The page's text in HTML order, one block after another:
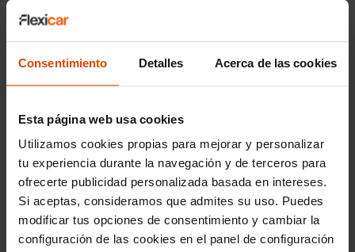
Consentimiento Detalles Acerca de las cookies
Esta página web usa cookies
Utilizamos cookies propias para mejorar y personalizar
tu experiencia durante la navegación y de terceros para
ofrecerte publicidad personalizada basada en intereses.
Si aceptas, consideramos que admites su uso. Puedes
modificar tus opciones de consentimiento y cambiar la
configuración de las cookies en el panel de configuración
Otras opciones a
comprar Audi Q3
Advanced en Granada
Además del Audi Q3 Advanced, en
puede encontrar otras versiones del Q3 que
podrían ajustarse a sus necesidades. El Audi Q3
Sport y el Q3 S line son alternativas muy
populares, cada una con características únicas
que se adaptan a diferentes preferencias de
compra. El Q3 Sport ofrece un enfoque más
dinámico, mientras que el S line acentúa el